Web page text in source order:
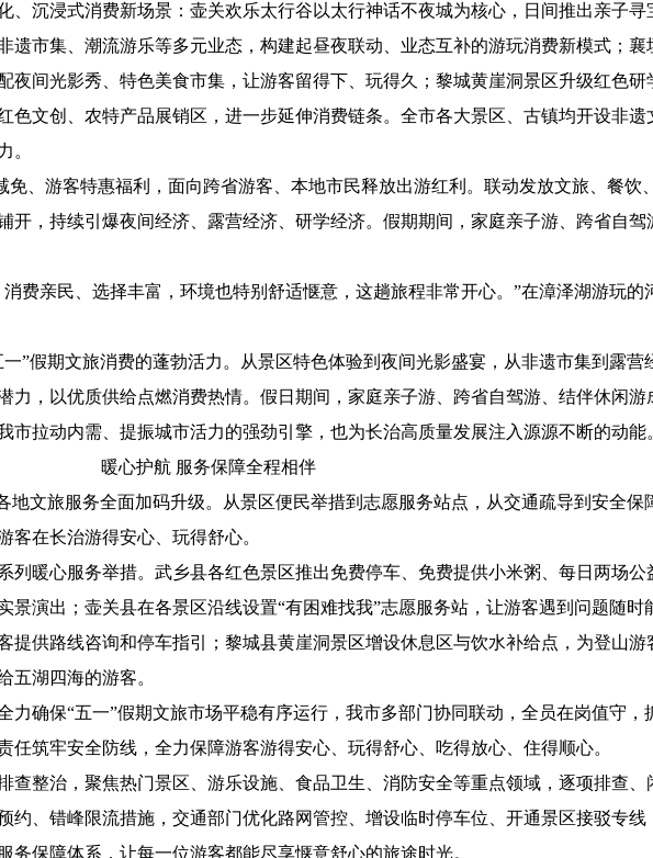
沉浸式消费新场景：壶关欢乐太行谷以太行神话不夜城为核心，日间推出亲子寻
遗市集、潮流游乐等多元业态，构建起昼夜联动、业态互补的游玩消费新模式；襄
夜间光影秀、特色美食市集，让游客留得下、玩得久；黎城黄崖洞景区升级红色研
文创、农特产品展销区，进一步延伸消费链条。全市各大景区、古镇均开设非遗
。
游客特惠福利，面向跨省游客、本地市民释放出游红利。联动发放文旅、餐饮
开，持续引爆夜间经济、露营经济、研学经济。假期期间，家庭亲子游、跨省自驾
亲民、选择丰富，环境也特别舒适惬意，这趟旅程非常开心。”在漳泽湖游玩的
假期文旅消费的蓬勃活力。从景区特色体验到夜间光影盛宴，从非遗市集到露营
力，以优质供给点燃消费热情。假日期间，家庭亲子游、跨省自驾游、结伴休闲游
拉动内需、提振城市活力的强劲引擎，也为长治高质量发展注入源源不断的动能
暖心护航 服务保障全程相伴
文旅服务全面加码升级。从景区便民举措到志愿服务站点，从交通疏导到安全保
在长治游得安心、玩得舒心。
暖心服务举措。武乡县各红色景区推出免费停车、免费提供小米粥、每日两场公
景演出；壶关县在各景区沿线设置“有困难找我”志愿服务站，让游客遇到问题随时
提供路线咨询和停车指引；黎城县黄崖洞景区增设休息区与饮水补给点，为登山
五湖四海的游客。
确保“五一”假期文旅市场平稳有序运行，我市多部门协同联动，全员在岗值守，
筑牢安全防线，全力保障游客游得安心、玩得舒心、吃得放心、住得顺心。
整治，聚焦热门景区、游乐设施、食品卫生、消防安全等重点领域，逐项排查、
约、错峰限流措施，交通部门优化路网管控、增设临时停车位、开通景区接驳专线
保障体系，让每一位游客都能尽享惬意舒心的旅途时光。